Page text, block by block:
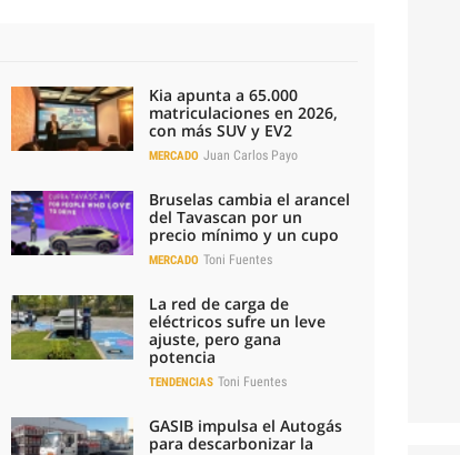
Kia apunta a 65.000
matriculaciones en 2026,
con más SUV y EV2
MERCADO Juan Carlos Payo
Bruselas cambia el arancel
del Tavascan por un
precio mínimo y un cupo
MERCADO Toni Fuentes
La red de carga de
eléctricos sufre un leve
ajuste, pero gana
potencia
TENDENCIAS Toni Fuentes
GASIB impulsa el Autogás
para descarbonizar la